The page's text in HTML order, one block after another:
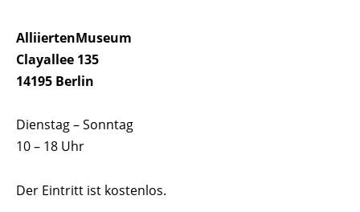
AlliiertenMuseum
Clayallee 135
14195 Berlin
Dienstag – Sonntag
10 – 18 Uhr
Der Eintritt ist kostenlos.